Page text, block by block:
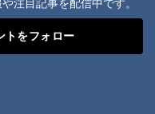
注目記事を配信中です。
をフォロー